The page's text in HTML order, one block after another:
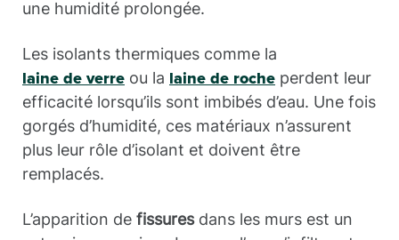
une humidité prolongée.
Les isolants thermiques comme la
laine de verre ou la laine de roche perdent leur
efficacité lorsqu’ils sont imbibés d’eau. Une fois
gorgés d’humidité, ces matériaux n’assurent
plus leur rôle d’isolant et doivent être
remplacés.
L’apparition de fissuresdans les murs est un